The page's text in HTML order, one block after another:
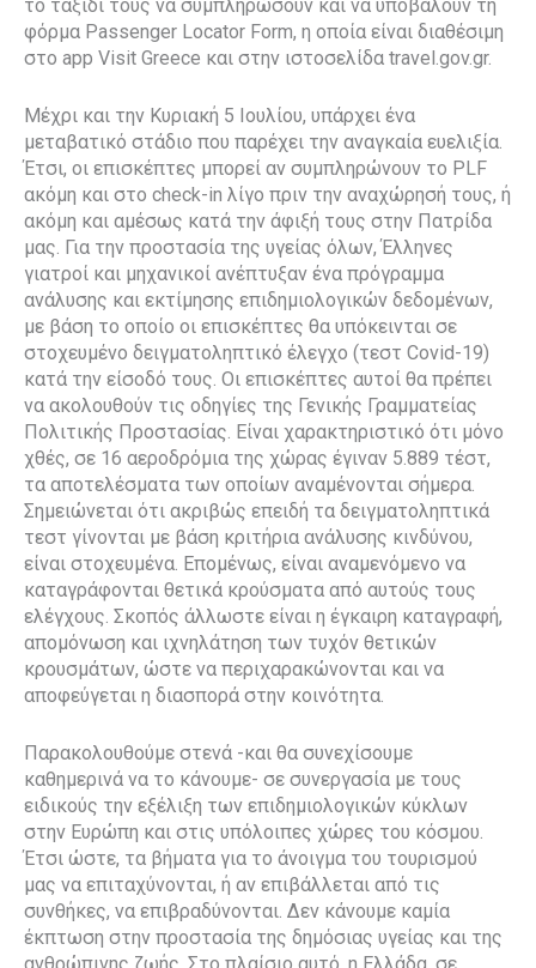
το ταξίδι τους να συμπληρώσουν και να υποβάλουν τη
φόρμα Passenger Locator Form, η οποία είναι διαθέσιμη
στο app Visit Greece και στην ιστοσελίδα travel.gov.gr.
Μέχρι και την Κυριακή 5 Ιουλίου, υπάρχει ένα
μεταβατικό στάδιο που παρέχει την αναγκαία ευελιξία.
Έτσι, οι επισκέπτες μπορεί αν συμπληρώνουν το PLF
ακόμη και στο check-in λίγο πριν την αναχώρησή τους, ή
ακόμη και αμέσως κατά την άφιξή τους στην Πατρίδα
μας. Για την προστασία της υγείας όλων, Έλληνες
γιατροί και μηχανικοί ανέπτυξαν ένα πρόγραμμα
ανάλυσης και εκτίμησης επιδημιολογικών δεδομένων,
με βάση το οποίο οι επισκέπτες θα υπόκεινται σε
στοχευμένο δειγματοληπτικό έλεγχο (τεστ Covid-19)
κατά την είσοδό τους. Οι επισκέπτες αυτοί θα πρέπει
να ακολουθούν τις οδηγίες της Γενικής Γραμματείας
Πολιτικής Προστασίας. Είναι χαρακτηριστικό ότι μόνο
χθές, σε 16 αεροδρόμια της χώρας έγιναν 5.889 τέστ,
τα αποτελέσματα των οποίων αναμένονται σήμερα.
Σημειώνεται ότι ακριβώς επειδή τα δειγματοληπτικά
τεστ γίνονται με βάση κριτήρια ανάλυσης κινδύνου,
είναι στοχευμένα. Επομένως, είναι αναμενόμενο να
καταγράφονται θετικά κρούσματα από αυτούς τους
ελέγχους. Σκοπός άλλωστε είναι η έγκαιρη καταγραφή,
απομόνωση και ιχνηλάτηση των τυχόν θετικών
κρουσμάτων, ώστε να περιχαρακώνονται και να
αποφεύγεται η διασπορά στην κοινότητα.
Παρακολουθούμε στενά -και θα συνεχίσουμε
καθημερινά να το κάνουμε- σε συνεργασία με τους
ειδικούς την εξέλιξη των επιδημιολογικών κύκλων
στην Ευρώπη και στις υπόλοιπες χώρες του κόσμου.
Έτσι ώστε, τα βήματα για το άνοιγμα του τουρισμού
μας να επιταχύνονται, ή αν επιβάλλεται από τις
συνθήκες, να επιβραδύνονται. Δεν κάνουμε καμία
έκπτωση στην προστασία της δημόσιας υγείας και της
ανθρώπινης ζωής. Στο πλαίσιο αυτό, η Ελλάδα, σε